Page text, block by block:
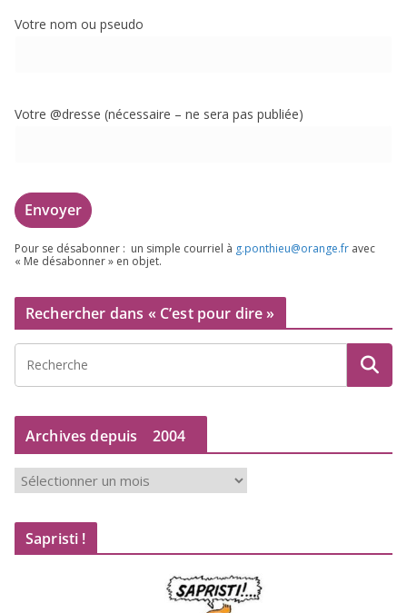
Votre nom ou pseudo
Votre @dresse (néces­saire – ne sera pas publiée)
Pour se désa­bon­ner : un simple cour­riel à g.​ponthieu@​orange.​fr avec
« Me désa­bon­ner » en objet.
Rechercher dans « C’est pour dire »
Archives depuis 2004
r
c
Sapristi !